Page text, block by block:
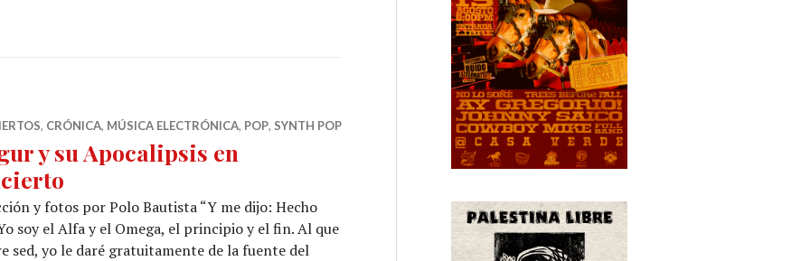
, CRÓNICA, MÚSICA ELECTRÓNICA, POP, SYNTH POP
y su Apocalipsis en
y fotos por Polo Bautista “Y me dijo: Hecho
soy el Alfa y el Omega, el principio y el fin. Al que
sed, yo le daré gratuitamente de la fuente del